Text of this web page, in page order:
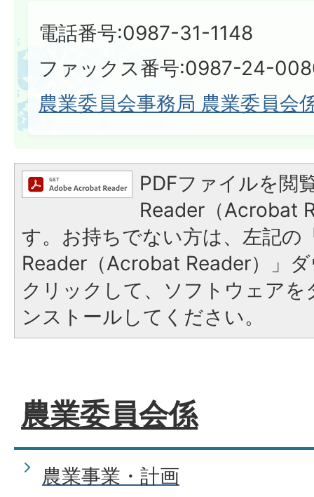
電話番号:0987-31-1148
ファックス番号:0987-24-
農業委員会事務局 農業委員会
PDFファイルを閲
Reader（Acrobat
す。お持ちでない方は、左記の
Reader（Acrobat Reader）」
クリックして、ソフトウェア
ンストールしてください。
農業委員会係
農業事業・計画